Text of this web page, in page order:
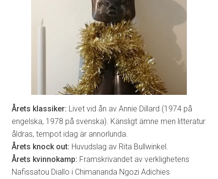
Årets klassiker: Livet vid ån av Annie Dillard (1974 på
engelska, 1978 på svenska). Känsligt ämne men litteratur
åldras, tempot idag är annorlunda.
Årets knock out: Huvudslag av Rita Bullwinkel.
Årets kvinnokamp: Framskrivandet av verklighetens
Nafissatou Diallo i Chimananda Ngozi Adichies